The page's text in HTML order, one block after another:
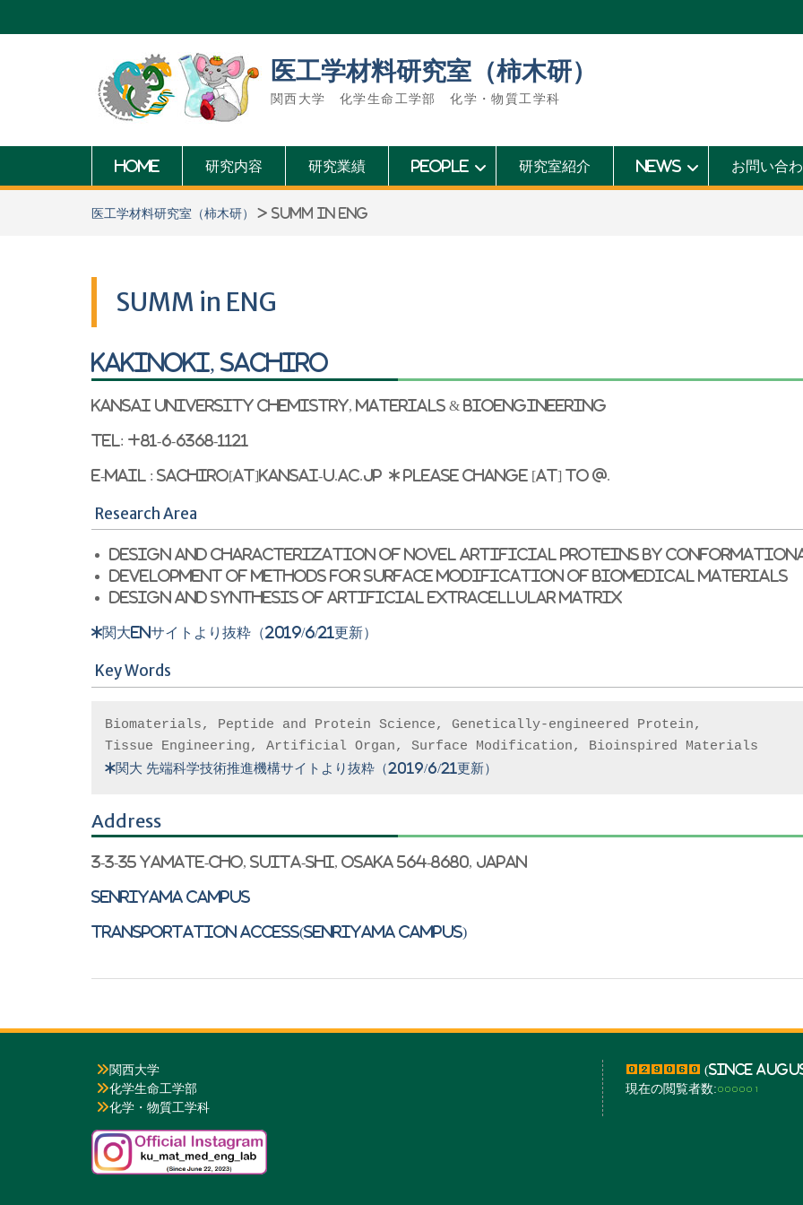
医工学材料研究室（柿木研）
関西大学 化学生命工学部 化学・物質工学科
HOME 研究内容 研究業績 People 研究室紹介 News お問い合
医工学材料研究室（柿木研） > SUMM in ENG
SUMM in ENG
KAKINOKI, Sachiro
Kansai University Chemistry, Materials & Bioengineering
Tel: +81-6-6368-1121
E-mail : sachiro[at]kansai-u.ac.jp * Please change [at] to @.
Research Area
Design and characterization of novel artificial proteins by
Development of methods for surface modification of biomedical materials
Design and synthesis of artificial extracellular matrix
*関大enサイトより抜粋（2019/6/21更新）
Key Words
Biomaterials, Peptide and Protein Science, Genetically-engineered Protein,
*関大 先端科学技術推進機構サイトより抜粋（2019/6/21更新）
Address
3-3-35 Yamate-cho, Suita-shi, Osaka 564-8680, Japan
Senriyama Campus
Transportation Access(Senriyama Campus)
関西大学
化学生命工学部
化学・物質工学科
(Since
現在の閲覧者数: